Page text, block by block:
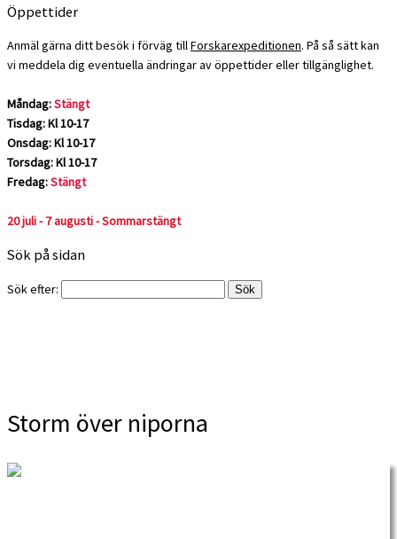
Öppettider
Anmäl gärna ditt besök i förväg tillForskarexpeditionen. På så sätt kan
vi meddela dig eventuella ändringar av öppettider eller tillgänglighet.
Måndag:Stängt
Tisdag: Kl 10-17
Onsdag: Kl 10-17
Torsdag: Kl 10-17
Fredag:Stängt
20 juli - 7 augusti - Sommarstängt
Sök på sidan
Sök efter:
Storm över niporna